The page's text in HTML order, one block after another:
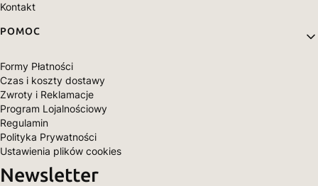
Kontakt
POMOC
Formy Płatności
Czas i koszty dostawy
Zwroty i Reklamacje
Program Lojalnościowy
Regulamin
Polityka Prywatności
Ustawienia plików cookies
Newsletter